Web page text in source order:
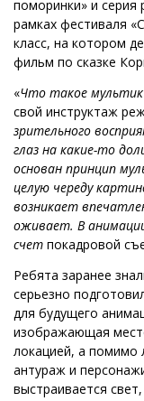
поморинки» и серия
рамках фестиваля
класс, на котором
фильм по сказке
«Что такое
свой инструктаж
зрительного
глаз на какие-то
основан принцип
целую череду
возникает
оживает. В
счет покадровой
Ребята заранее
серьезно
для будущего
изображающая
локацией, а помимо
антураж и
выстраивается